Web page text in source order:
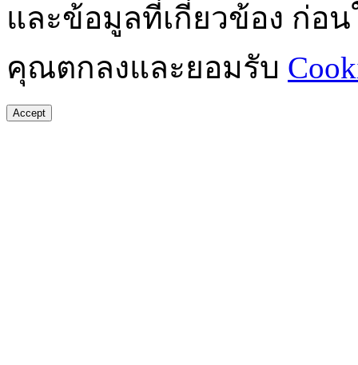
และข้อมูลที่เกี่ยวข้อง ก่อน
คุณตกลงและยอมรับ
Accept